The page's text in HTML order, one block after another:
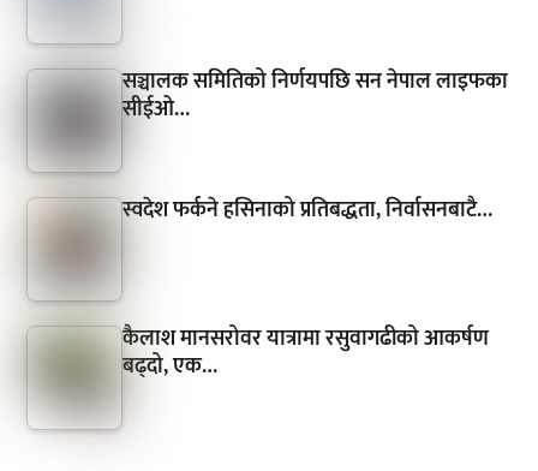
सञ्चालक समितिको निर्णयपछि सन नेपाल लाइफका
सीईओ…
स्वदेश फर्कने हसिनाको प्रतिबद्धता, निर्वासनबाटै…
कैलाश मानसरोवर यात्रामा रसुवागढीको आकर्षण
बढ्दो, एक…